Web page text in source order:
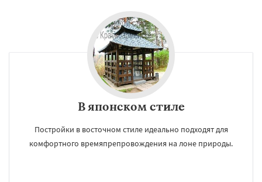
В японском стиле
Постройки в восточном стиле идеально подходят для
комфортного времяпрепровождения на лоне природы.